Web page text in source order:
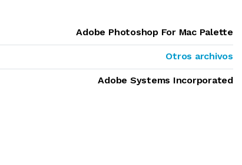
Adobe Photoshop For Mac Palette
Otros archivos
Adobe Systems Incorporated